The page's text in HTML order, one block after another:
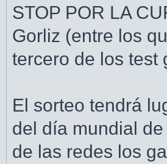
STOP POR LA
Gorliz (entre los
tercero de los test
El sorteo tendrá
del día mundial
de las redes los